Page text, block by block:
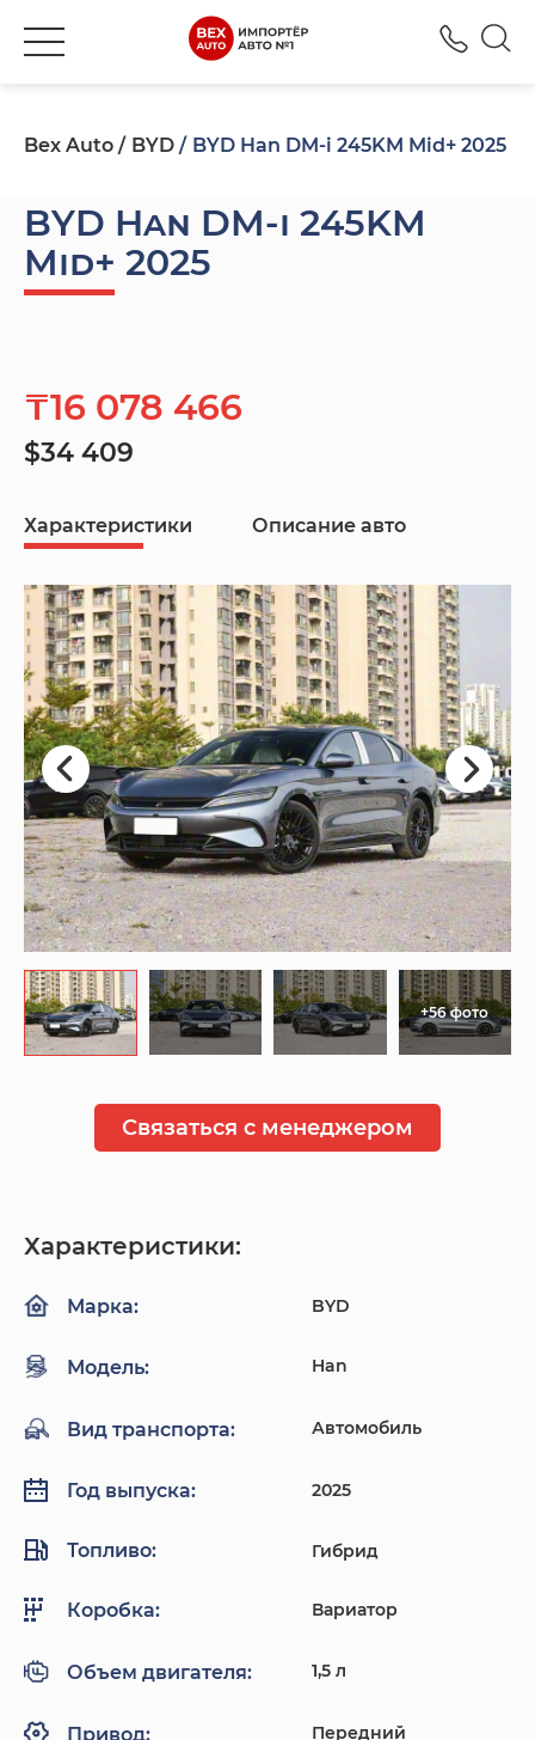
Bex Auto BYD BYD Han DM-i 245KM Mid+ 2025
BYD Han DM-i 245KM
Mid+ 2025
₸16 078 466
$34 409
Характеристики Описание авто
+56 фото
Связаться с менеджером
Характеристики:
Марка: BYD
Модель: Han
Вид транспорта: Автомобиль
Год выпуска: 2025
Топливо: Гибрид
Коробка: Вариатор
Объем двигателя: 1,5 л
Привод: Передний